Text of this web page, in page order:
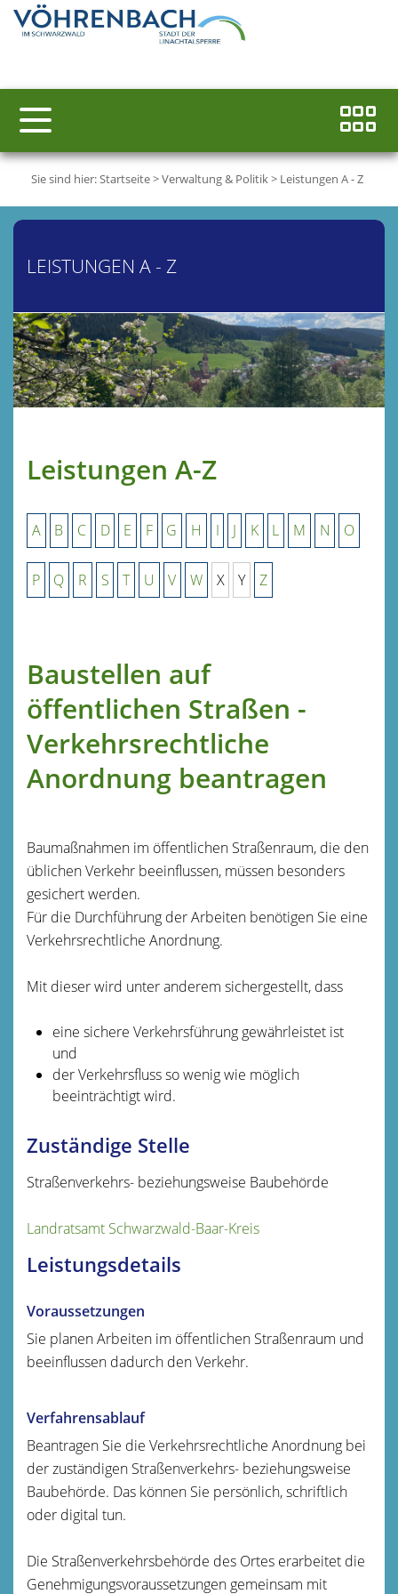
Sie sind hier:Startseite>Verwaltung & Politik> Leistungen A - Z
LEISTUNGEN A - Z
Leistungen A-Z
A B C D E F G H I J K L M N O
P Q R S T U V W X Y Z
Baustellen auf
öffentlichen Straßen -
Verkehrsrechtliche
Anordnung beantragen
Baumaßnahmen im öffentlichen Straßenraum, die den
üblichen Verkehr beeinflussen, müssen besonders
gesichert werden.
Für die Durchführung der Arbeiten benötigen Sie eine
Verkehrsrechtliche Anordnung.
Mit dieser wird unter anderem sichergestellt, dass
eine sichere Verkehrsführung gewährleistet ist
und
der Verkehrsfluss so wenig wie möglich
beeinträchtigt wird.
Zuständige Stelle
Straßenverkehrs- beziehungsweise Baubehörde
Landratsamt Schwarzwald-Baar-Kreis
Leistungsdetails
Voraussetzungen
Sie planen Arbeiten im öffentlichen Straßenraum und
beeinflussen dadurch den Verkehr.
Verfahrensablauf
Beantragen Sie die Verkehrsrechtliche Anordnung bei
der zuständigen Straßenverkehrs- beziehungsweise
Baubehörde. Das können Sie persönlich, schriftlich
oder digital tun.
Die Straßenverkehrsbehörde des Ortes erarbeitet die
Genehmigungsvoraussetzungen gemeinsam mit